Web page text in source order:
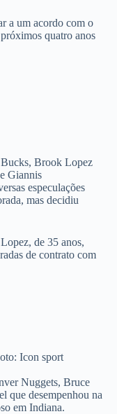
a um acordo com o
quatro anos
Brook Lopez
Giannis
especulações
mas decidiu
de 35 anos,
de contrato com
Nuggets, Bruce
que desempenhou na
em Indiana.